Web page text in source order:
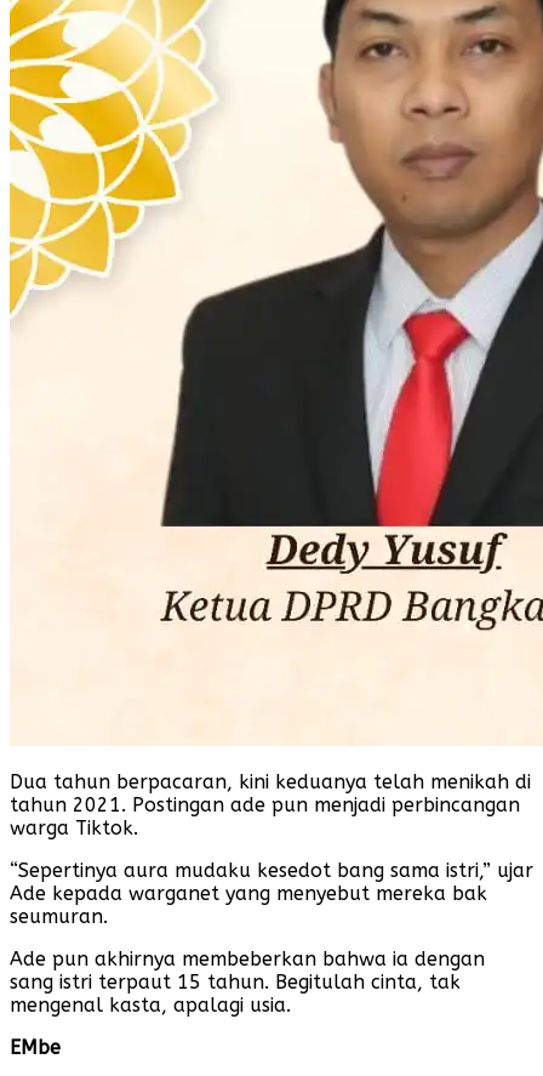
Dua tahun berpacaran, kini keduanya telah menikah di
tahun 2021. Postingan ade pun menjadi perbincangan
warga Tiktok.
“Sepertinya aura mudaku kesedot bang sama istri,” ujar
Ade kepada warganet yang menyebut mereka bak
seumuran.
Ade pun akhirnya membeberkan bahwa ia dengan
sang istri terpaut 15 tahun. Begitulah cinta, tak
mengenal kasta, apalagi usia.
EMbe